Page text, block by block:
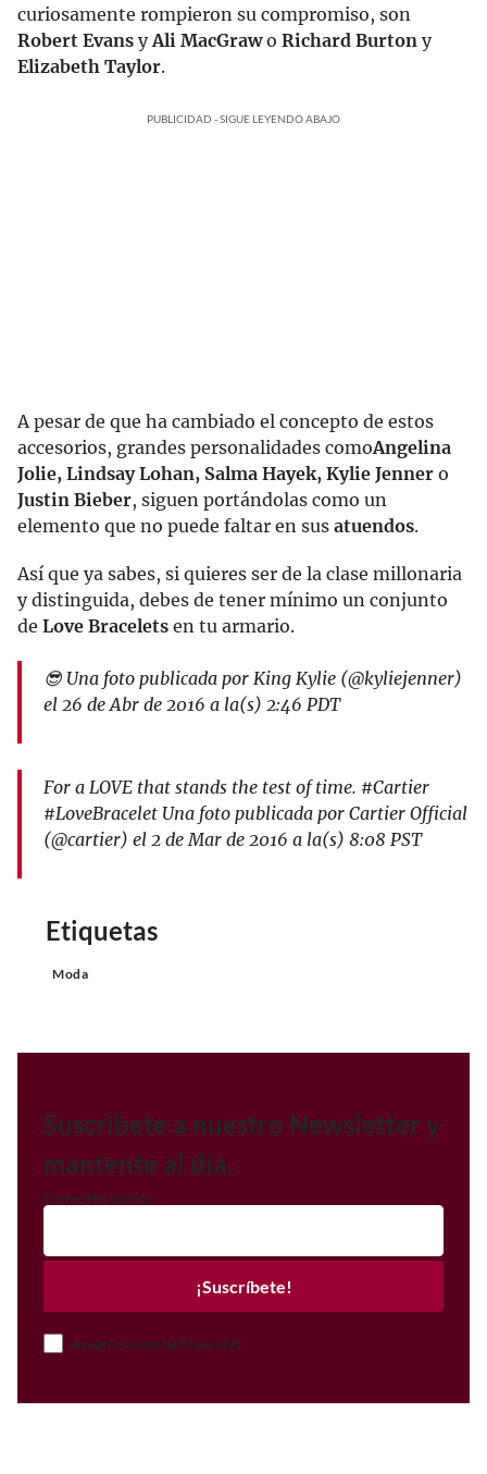
curiosamente rompieron su compromiso, son
Robert Evans yAli MacGrawo Richard Burton y
Elizabeth Taylor.
PUBLICIDAD - SIGUE LEYENDO ABAJO
A pesar de que ha cambiado el concepto de estos
accesorios, grandes personalidades comoAngelina
Jolie, Lindsay Lohan, Salma Hayek, Kylie Jenner o
Justin Bieber, siguen portándolas como un
elemento que no puede faltar en sus atuendos.
Así que ya sabes, si quieres ser de la clase millonaria
y distinguida, debes de tener mínimo un conjunto
de Love Bracelets en tu armario.
😎 Una foto publicada por King Kylie (@kyliejenner)
el 26 de Abr de 2016 a la(s) 2:46 PDT
For a LOVE that stands the test of time. #Cartier
#LoveBracelet Una foto publicada por Cartier Official
(@cartier) el 2 de Mar de 2016 a la(s) 8:08 PST
Etiquetas
Moda
Suscríbete a nuestro Newsletter y
mantente al día.
Correo electrónico
¡Suscríbete!
Acepto el Aviso de Privacidad